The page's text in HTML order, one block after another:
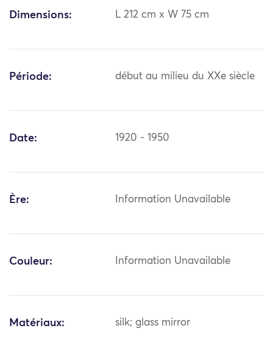
Dimensions: L 212 cm x W 75 cm
Période: début au milieu du XXe siècle
Date: 1920 - 1950
Ère: Information Unavailable
Couleur: Information Unavailable
Matériaux: silk; glass mirror